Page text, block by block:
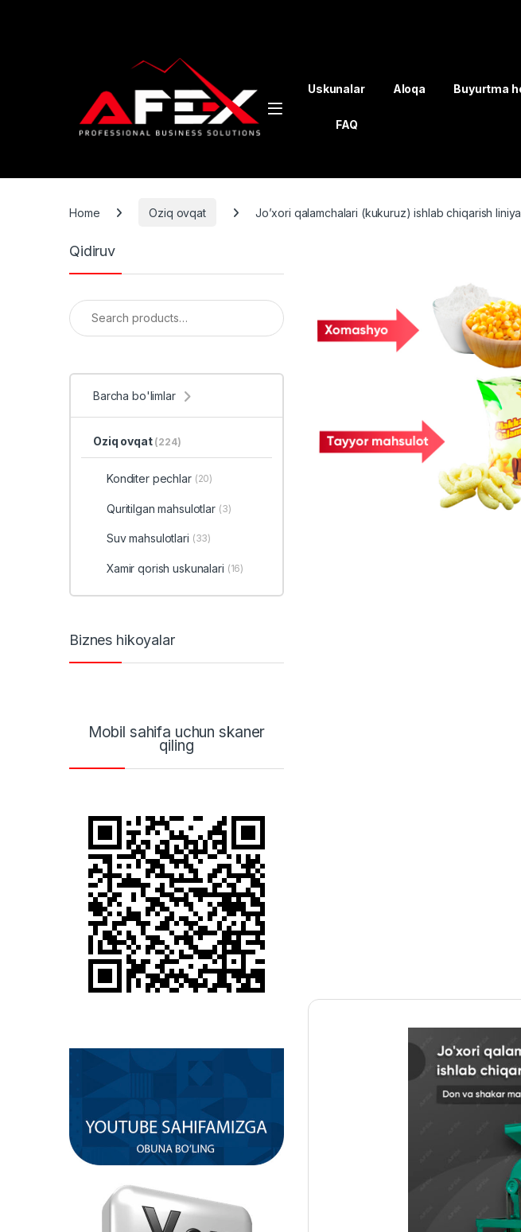
Uskunalar Aloqa Buyurtma
FAQ
Home Oziq ovqat Jo’xori qalamchalari (kukuruz) ishlab chiqarish
Qidiruv
Search for:
Barcha bo'limlar
Oziq ovqat (224)
Konditer pechlar (20)
Quritilgan mahsulotlar (3)
Suv mahsulotlari (33)
Xamir qorish uskunalari (16)
Biznes hikoyalar
Mobil sahifa uchun skaner
qiling